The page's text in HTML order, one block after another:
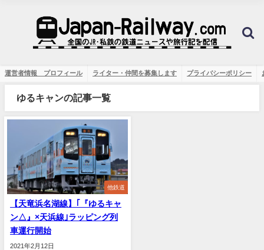
運営者情報 プロフィール ライター・仲間を募集します プライバシーポリシー
ゆるキャンの記事一覧
他鉄道
【天竜浜名湖線】｢『ゆるキャ
ン△』×天浜線｣ラッピング列
車運行開始
2021年2月12日